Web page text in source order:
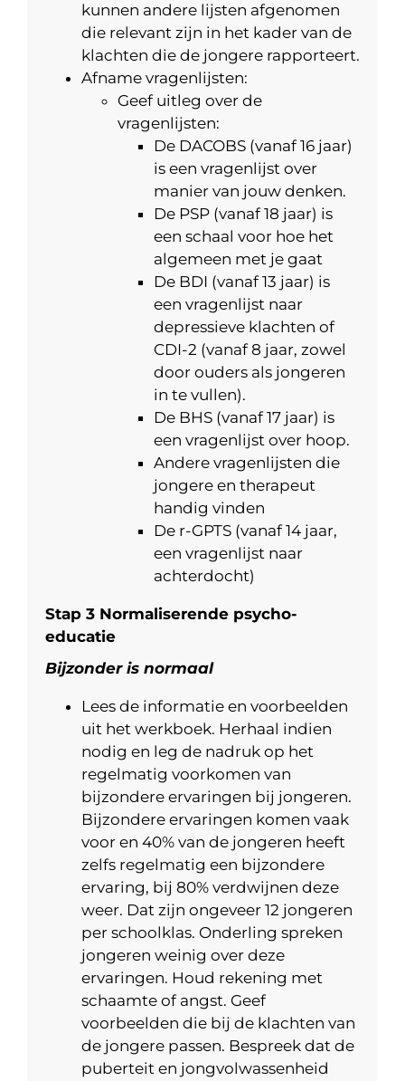
kunnen andere lijsten afgenomen
die relevant zijn in het kader van de
klachten die de jongere rapporteert.
Afname vragenlijsten:
Geef uitleg over de
vragenlijsten:
De DACOBS (vanaf 16 jaar)
is een vragenlijst over
manier van jouw denken.
De PSP (vanaf 18 jaar) is
een schaal voor hoe het
algemeen met je gaat
De BDI (vanaf 13 jaar) is
een vragenlijst naar
depressieve klachten of
CDI-2 (vanaf 8 jaar, zowel
door ouders als jongeren
in te vullen).
De BHS (vanaf 17 jaar) is
een vragenlijst over hoop.
Andere vragenlijsten die
jongere en therapeut
handig vinden
De r-GPTS (vanaf 14 jaar,
een vragenlijst naar
achterdocht)
Stap 3 Normaliserende psycho-
educatie
Bijzonder is normaal
Lees de informatie en voorbeelden
uit het werkboek. Herhaal indien
nodig en leg de nadruk op het
regelmatig voorkomen van
bijzondere ervaringen bij jongeren.
Bijzondere ervaringen komen vaak
voor en 40% van de jongeren heeft
zelfs regelmatig een bijzondere
ervaring, bij 80% verdwijnen deze
weer. Dat zijn ongeveer 12 jongeren
per schoolklas. Onderling spreken
jongeren weinig over deze
ervaringen. Houd rekening met
schaamte of angst. Geef
voorbeelden die bij de klachten van
de jongere passen. Bespreek dat de
puberteit en jongvolwassenheid